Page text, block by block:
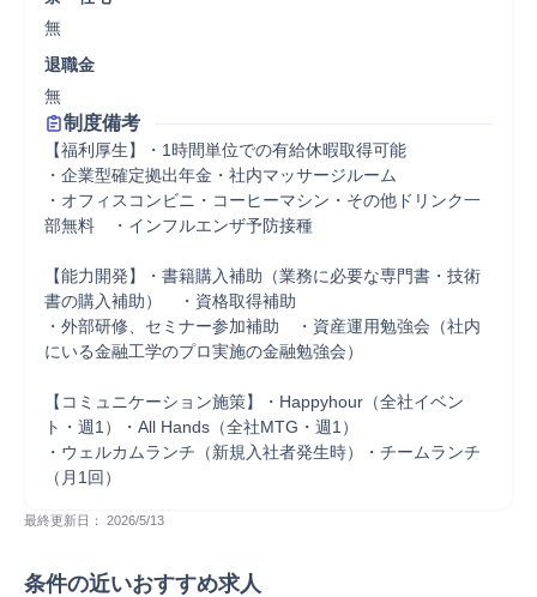
無
退職金
無
制度備考
【福利厚生】・1時間単位での有給休暇取得可能
・企業型確定拠出年金・社内マッサージルーム
・オフィスコンビニ・コーヒーマシン・その他ドリンク一
部無料　・インフルエンザ予防接種
【能力開発】・書籍購入補助（業務に必要な専門書・技術
書の購入補助）　・資格取得補助
・外部研修、セミナー参加補助　・資産運用勉強会（社内
にいる金融工学のプロ実施の金融勉強会）
【コミュニケーション施策】・Happyhour（全社イベン
ト・週1）・All Hands（全社MTG・週1）
・ウェルカムランチ（新規入社者発生時）・チームランチ
（月1回）
最終更新日： 2026/5/13
条件の近いおすすめ求人